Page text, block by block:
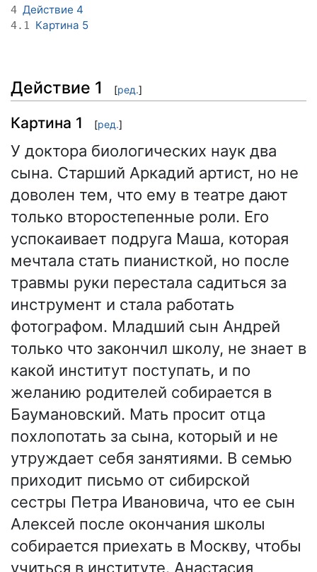
4 Действие 4
4.1 Картина 5
Действие 1 [ред.]
Картина 1 [ред.]
У доктора биологических наук два
сына. Старший Аркадий артист, но не
доволен тем, что ему в театре дают
только второстепенные роли. Его
успокаивает подруга Маша, которая
мечтала стать пианисткой, но после
травмы руки перестала садиться за
инструмент и стала работать
фотографом. Младший сын Андрей
только что закончил школу, не знает в
какой институт поступать, и по
желанию родителей собирается в
Баумановский. Мать просит отца
похлопотать за сына, который и не
утруждает себя занятиями. В семью
приходит письмо от сибирской
сестры Петра Ивановича, что ее сын
Алексей после окончания школы
собирается приехать в Москву, чтобы
учиться в институте. Анастасия